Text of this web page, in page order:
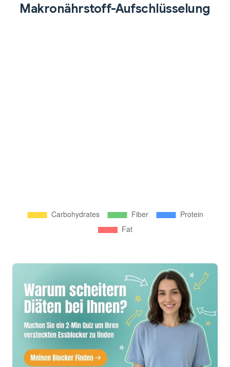
Makronährstoff-Aufschlüsselung